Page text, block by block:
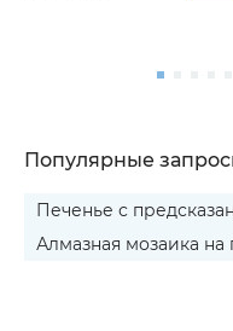
Популярные
Печенье с
Алмазная мозаика